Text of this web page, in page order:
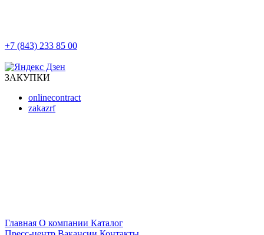
+7 (843) 233 85 00
ЗАКУПКИ
onlinecontract
zakazrf
Главная О компании Каталог